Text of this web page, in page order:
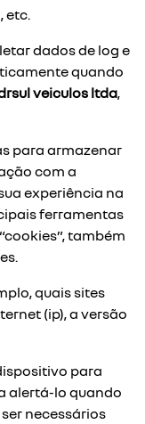
etc.
dados de log e
quando
veiculos ltda,
para armazenar
com a
experiência na
ferramentas
também
quais sites
(ip), a versão
para
alertá-lo quando
necessários